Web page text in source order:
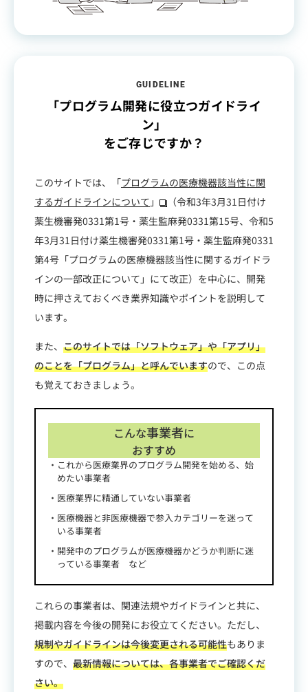
「プログラム開発に役立つガイドライ
ン」
をご存じですか？
GUIDELINE
このサイトでは、「プログラムの医療機器該当性に関
するガイドラインについて 」
（令和3年3月31日付け
薬生機審発0331第1号・薬生監麻発0331第15号、令和5
年3月31日付け薬生機審発0331第1号・薬生監麻発0331
第4号「プログラムの医療機器該当性に関するガイドラ
インの一部改正について」にて改正）を中心に、開発
時に押さえておくべき業界知識やポイントを説明して
います。
また、 このサイトでは「ソフトウェア」や「アプリ」
のことを「プログラム」と呼んでいますので、この点
も覚えておきましょう。
こんな事業者に
おすすめ
これから医療業界のプログラム開発を始める、始
めたい事業者
医療業界に精通していない事業者
医療機器と非医療機器で参入カテゴリーを迷って
いる事業者
開発中のプログラムが医療機器かどうか判断に迷
っている事業者
これらの事業者は、関連法規やガイドラインと共に、
掲載内容を今後の開発にお役立てください。ただし、
規制やガイドラインは今後変更される可能性もありま
すので、 最新情報については、各事業者でご確認くだ
さい。